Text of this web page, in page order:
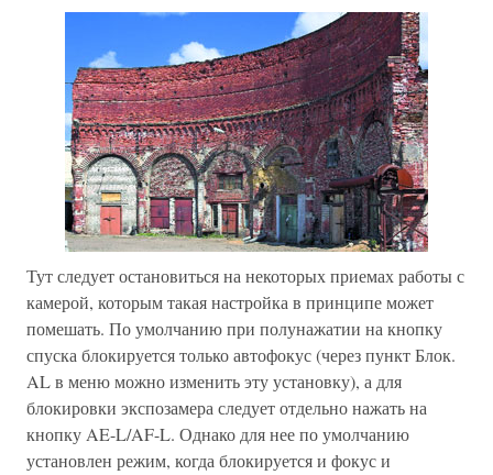
Тут следует остановиться на некоторых приемах работы с
камерой, которым такая настройка в принципе может
помешать. По умолчанию при полунажатии на кнопку
спуска блокируется только автофокус (через пункт Блок.
AL в меню можно изменить эту установку), а для
блокировки экспозамера следует отдельно нажать на
кнопку AE-L/AF-L. Однако для нее по умолчанию
установлен режим, когда блокируется и фокус и